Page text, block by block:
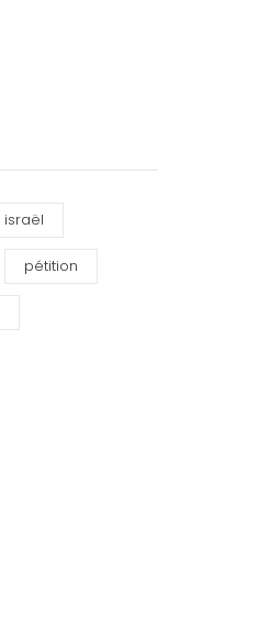
israël
pétition